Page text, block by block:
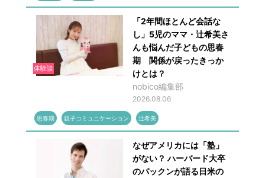
体験談
「2年間ほとんど会話な
し」5児のママ・辻希美さ
んも悩んだ子どもの思春
期 関係が戻ったきっか
けとは？
nobico編集部
2026.08.06
思春期 親子コミュニケーション 辻希美
なぜアメリカには「塾」
がない？ ハーバード大卒
のパックンが語る日米の